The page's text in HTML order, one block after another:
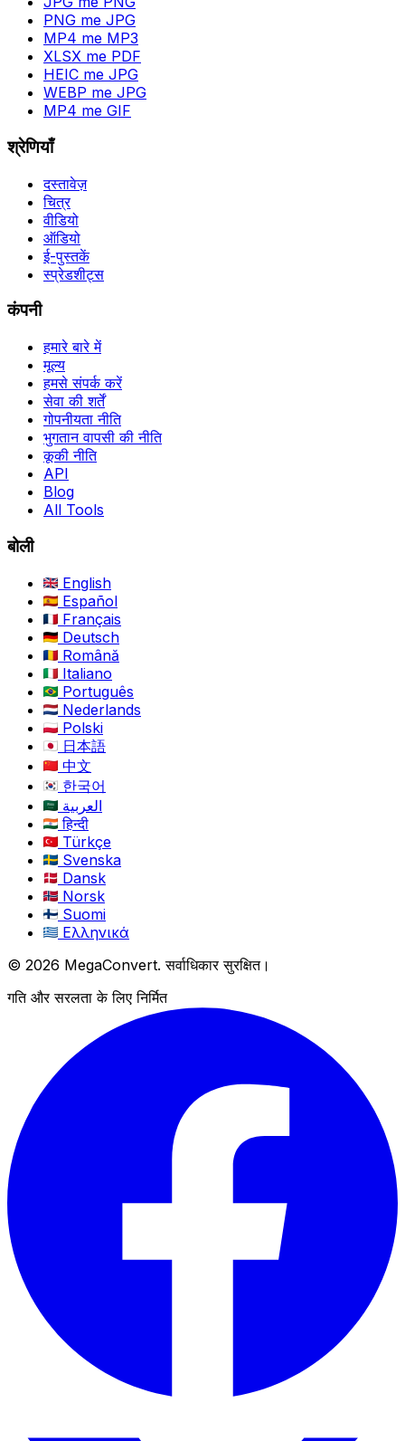
PNG me JPG
MP4 me MP3
XLSX me PDF
HEIC me JPG
WEBP me JPG
MP4 me GIF
श्रेणियाँ
दस्तावेज़
चित्र
वीडियो
ऑडियो
ई-पुस्तकें
स्प्रेडशीट्स
कंपनी
हमारे बारे में
मूल्य
हमसे संपर्क करें
सेवा की शर्तें
गोपनीयता नीति
भुगतान वापसी की नीति
कूकी नीति
API
Blog
All Tools
बोली
English
Español
Français
Deutsch
Română
Italiano
Português
Nederlands
Polski
日本語
中文
한국어
العربية
हिन्दी
Türkçe
Svenska
Dansk
Norsk
Suomi
Ελληνικά
© 2026 MegaConvert. सर्वाधिकार सुरक्षित।
गति और सरलता के लिए निर्मित